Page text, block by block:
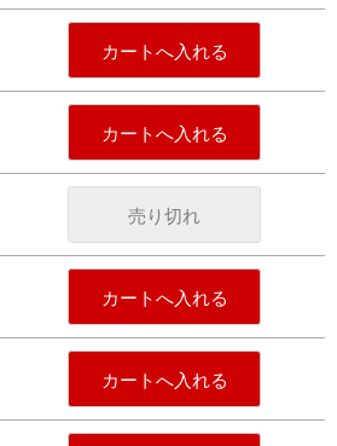
カートへ入れる
カートへ入れる
売り切れ
カートへ入れる
カートへ入れる